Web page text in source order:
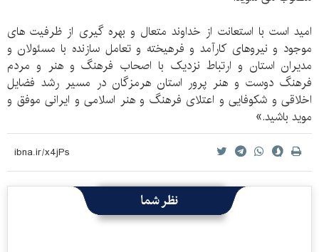
امید است با استعانت از خداوند متعال و بهره گیری از ظرفیت های
موجود و نیروهای کارآمد و فرهیخته و تعامل سازنده با مسئولان و
مدیران استان و ارتباط نزدیک با اصحاب فرهنگ و هنر و مردم
فرهنگ دوست و هنر پرور استان هرمزگان در مسیر رشد فضایل
اخلاقی و شکوفایی و اعتلای فرهنگ و هنر اسلامی و ایرانی موفق و
موید باشید.»
نظر شما